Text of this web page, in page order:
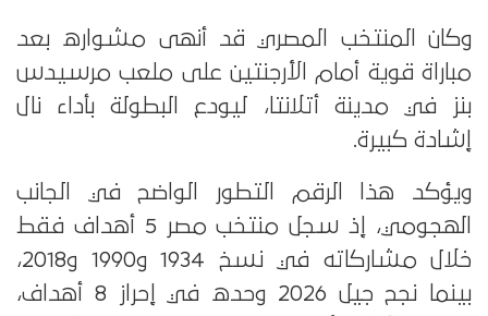
وكان المنتخب المصري قد أنهى مشواره بعد
مباراة قوية أمام الأرجنتين على ملعب مرسيدس
بنز في مدينة أتلانتا، ليودع البطولة بأداء نال
إشادة كبيرة.
ويؤكد هذا الرقم التطور الواضح في الجانب
الهجومي، إذ سجل منتخب مصر 5 أهداف فقط
خلال مشاركاته في نسخ 1934 و1990 و2018،
بينما نجح جيل 2026 وحده في إحراز 8 أهداف،